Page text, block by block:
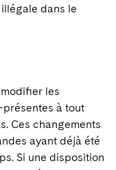
dans le
les
à tout
Ces changements
ayant déjà été
Si une disposition